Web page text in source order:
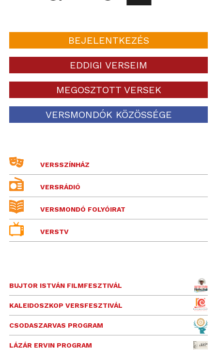
BEJELENTKEZÉS
EDDIGI VERSEIM
MEGOSZTOTT VERSEK
VERSMONDÓK KÖZÖSSÉGE
VERSSZÍNHÁZ
VERSRÁDIÓ
VERSMONDÓ FOLYÓIRAT
VERSTV
BUJTOR ISTVÁN FILMFESZTIVÁL
KALEIDOSZKOP VERSFESZTIVÁL
CSODASZARVAS PROGRAM
LÁZÁR ERVIN PROGRAM